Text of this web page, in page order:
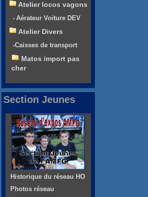
Atelier locos vagons
- Aérateur Voiture DEV
Atelier Divers
-Caisses de transport
Matos import pas
cher
Section Jeunes
Historique du réseau HO
Photos réseau